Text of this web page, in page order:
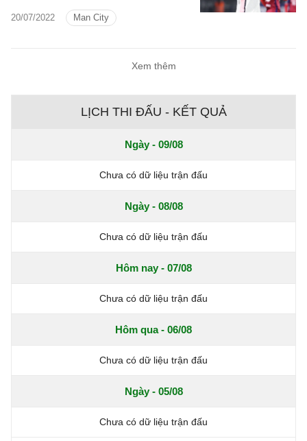
20/07/2022 Man City
Xem thêm
LỊCH THI ĐẤU - KẾT QUẢ
Ngày - 09/08
Chưa có dữ liệu trận đấu
Ngày - 08/08
Chưa có dữ liệu trận đấu
Hôm nay - 07/08
Chưa có dữ liệu trận đấu
Hôm qua - 06/08
Chưa có dữ liệu trận đấu
Ngày - 05/08
Chưa có dữ liệu trận đấu